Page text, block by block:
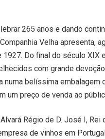
265 anos e dando
Velha apresenta,
1927. Do final do século XIX
com grande
numa belíssima
um preço de venda ao
Régio de D. José I,
de vinhos em